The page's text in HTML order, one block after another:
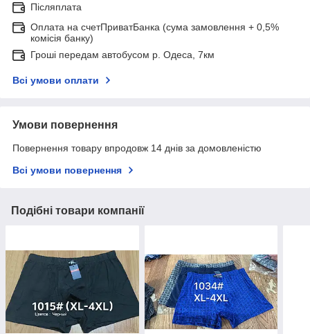
Післяплата
Оплата на счетПриватБанка (сума замовлення + 0,5%
комісія банку)
Гроші передам автобусом р. Одеса, 7км
Всі умови оплати
Умови повернення
Повернення товару впродовж 14 днів за домовленістю
Всі умови повернення
Подібні товари компанії